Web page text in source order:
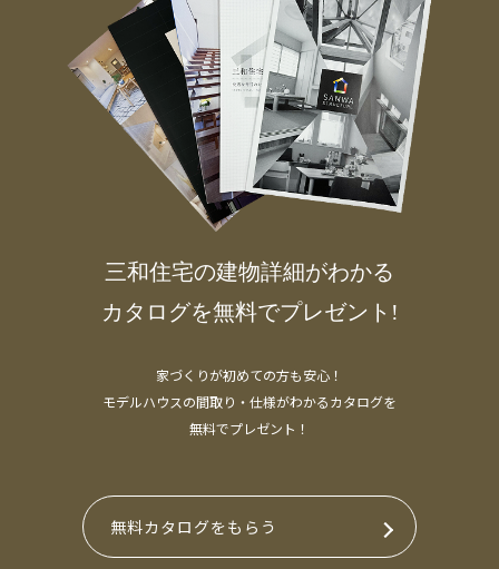
三和住宅の建物詳細がわかる
カタログを無料でプレゼント!
家づくりが初めての方も安心！
モデルハウスの間取り・仕様がわかるカタログを
無料でプレゼント！
無料カタログをもらう